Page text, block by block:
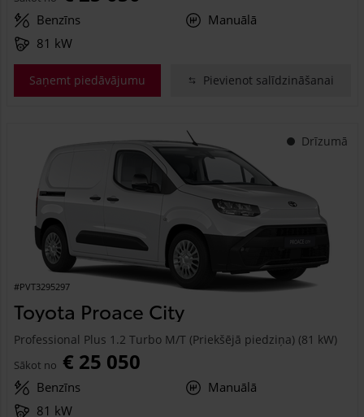
Benzīns
Manuālā
81 kW
Saņemt piedāvājumu Pievienot salīdzināšanai
Drīzumā
#PVT3295297
Toyota Proace City
Professional Plus 1.2 Turbo M/T (Priekšējā piedziņa) (81 kW)
Sākot no € 25 050
Benzīns
Manuālā
81 kW